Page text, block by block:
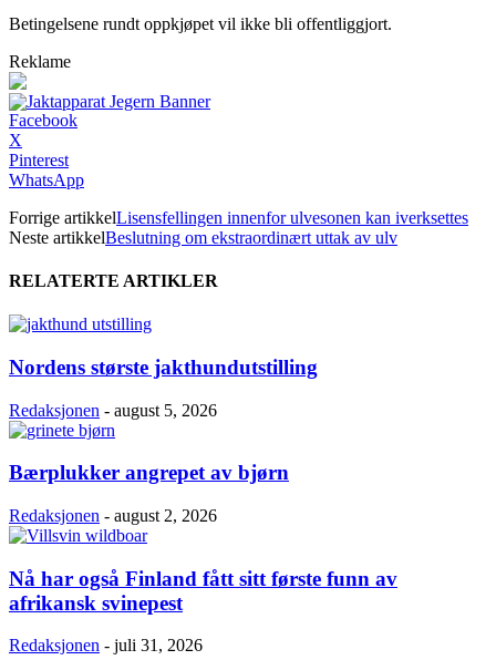
Betingelsene rundt oppkjøpet vil ikke bli offentliggjort.
Reklame
Facebook
X
Pinterest
WhatsApp
Forrige artikkelLisensfellingen innenfor ulvesonen kan iverksettes
Neste artikkelBeslutning om ekstraordinært uttak av ulv
RELATERTE ARTIKLER
Nordens største jakthundutstilling
Redaksjonen - august 5, 2026
Bærplukker angrepet av bjørn
Redaksjonen - august 2, 2026
Nå har også Finland fått sitt første funn av
afrikansk svinepest
Redaksjonen - juli 31, 2026